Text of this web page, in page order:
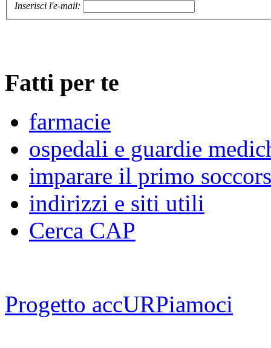
Inserisci l'e-mail:
Fatti per te
farmacie
ospedali e guardie
imparare il primo
indirizzi e siti utili
Cerca CAP
Progetto accURPiamoci